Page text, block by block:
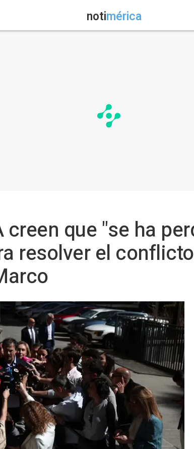
notimérica
creen que "se ha
resolver el